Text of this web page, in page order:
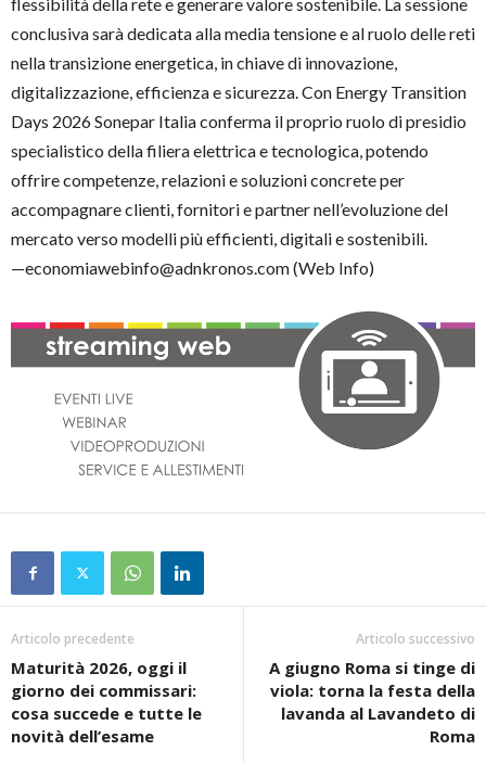
flessibilità della rete e generare valore sostenibile. La sessione
conclusiva sarà dedicata alla media tensione e al ruolo delle reti
nella transizione energetica, in chiave di innovazione,
digitalizzazione, efficienza e sicurezza. Con Energy Transition
Days 2026 Sonepar Italia conferma il proprio ruolo di presidio
specialistico della filiera elettrica e tecnologica, potendo
offrire competenze, relazioni e soluzioni concrete per
accompagnare clienti, fornitori e partner nell’evoluzione del
mercato verso modelli più efficienti, digitali e sostenibili.
—economiawebinfo@adnkronos.com (Web Info)
Articolo precedente
Maturità 2026, oggi il
giorno dei commissari:
cosa succede e tutte le
novità dell’esame
Articolo successivo
A giugno Roma si tinge di
viola: torna la festa della
lavanda al Lavandeto di
Roma